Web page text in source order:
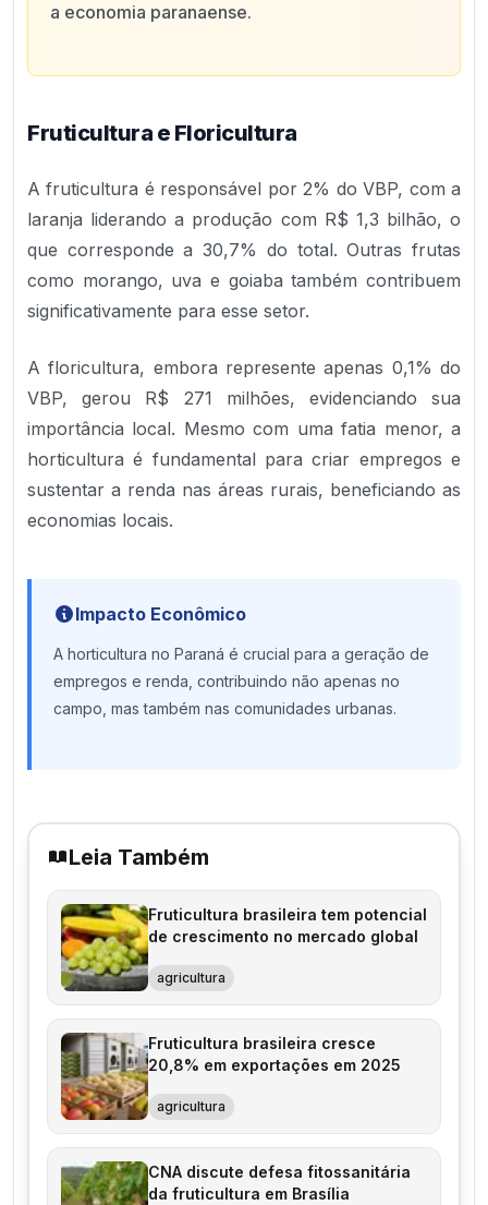
a economia paranaense.
Fruticultura e Floricultura
A fruticultura é responsável por 2% do VBP, com a
laranja liderando a produção com R$ 1,3 bilhão, o
que corresponde a 30,7% do total. Outras frutas
como morango, uva e goiaba também contribuem
significativamente para esse setor.
A floricultura, embora represente apenas 0,1% do
VBP, gerou R$ 271 milhões, evidenciando sua
importância local. Mesmo com uma fatia menor, a
horticultura é fundamental para criar empregos e
sustentar a renda nas áreas rurais, beneficiando as
economias locais.
Impacto Econômico
A horticultura no Paraná é crucial para a geração de
empregos e renda, contribuindo não apenas no
campo, mas também nas comunidades urbanas.
Leia Também
Fruticultura brasileira tem potencial
de crescimento no mercado global
agricultura
Fruticultura brasileira cresce
20,8% em exportações em 2025
agricultura
CNA discute defesa fitossanitária
da fruticultura em Brasília